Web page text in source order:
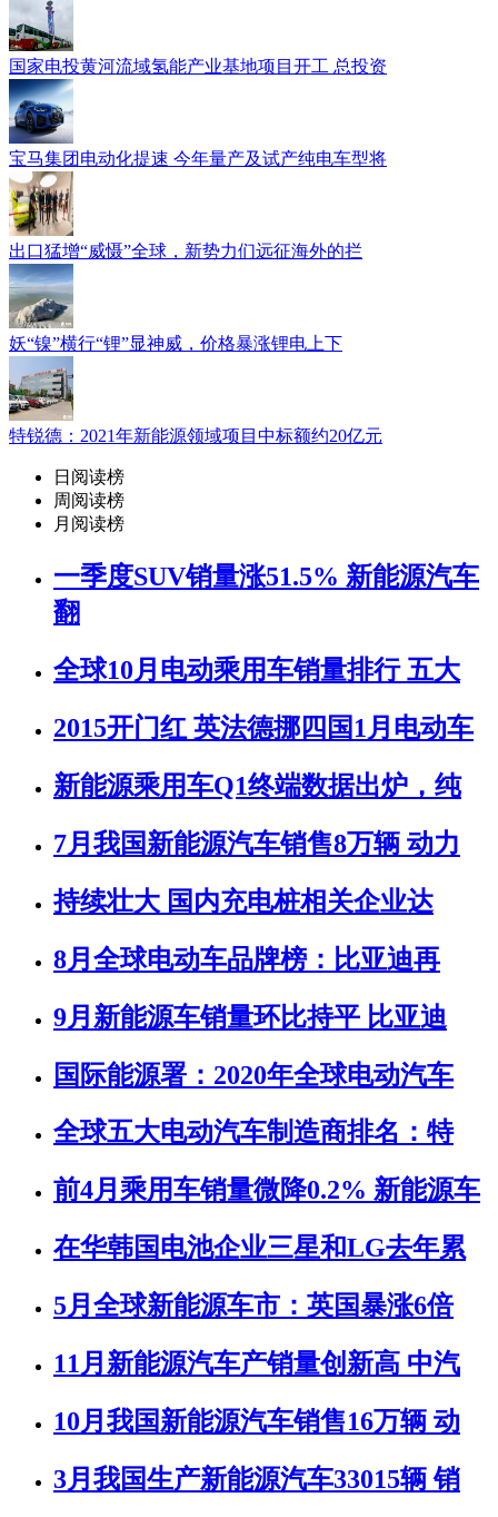
国家电投黄河流域氢能产业基地项目开工 总投资
宝马集团电动化提速 今年量产及试产纯电车型将
出口猛增“威慑”全球，新势力们远征海外的拦
妖“镍”横行“锂”显神威，价格暴涨锂电上下
特锐德：2021年新能源领域项目中标额约20亿元
日阅读榜
周阅读榜
月阅读榜
一季度SUV销量涨51.5% 新能源汽车
翻
全球10月电动乘用车销量排行 五大
2015开门红 英法德挪四国1月电动车
新能源乘用车Q1终端数据出炉，纯
7月我国新能源汽车销售8万辆 动力
持续壮大 国内充电桩相关企业达
8月全球电动车品牌榜：比亚迪再
9月新能源车销量环比持平 比亚迪
国际能源署：2020年全球电动汽车
全球五大电动汽车制造商排名：特
前4月乘用车销量微降0.2% 新能源车
在华韩国电池企业三星和LG去年累
5月全球新能源车市：英国暴涨6倍
11月新能源汽车产销量创新高 中汽
10月我国新能源汽车销售16万辆 动
3月我国生产新能源汽车33015辆 销